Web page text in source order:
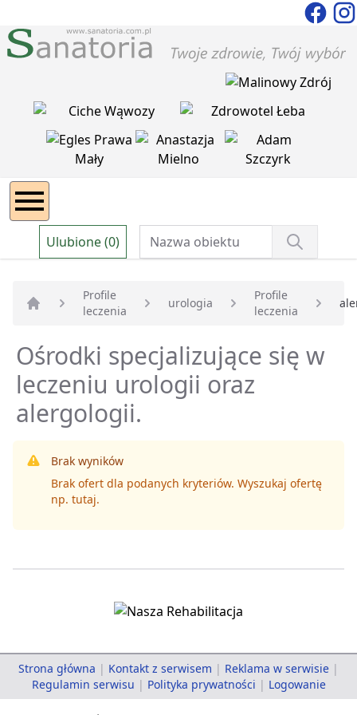
Ulubione (0)
Strona główna
Profile
leczenia
urologia
Profile
leczenia
Ośrodki specjalizujące się w
leczeniu urologii oraz
alergologii.
Brak wyników
Brak ofert dla podanych kryteriów. Wyszukaj ofertę
np. tutaj.
Strona główna | Kontakt z serwisem | Reklama w serwisie |
Regulamin serwisu | Polityka prywatności | Logowanie